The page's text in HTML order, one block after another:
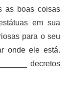
as boas coisas
em sua
para o seu
onde ele está.
decretos